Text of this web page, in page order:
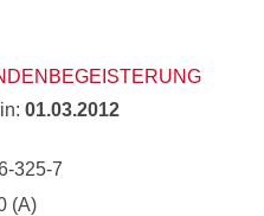
01.03.2012
325-7
(A)